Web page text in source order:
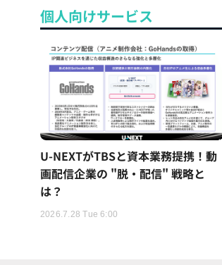
個人向けサービス
U-NEXTがTBSと資本業務提携！動
画配信企業の "脱・配信" 戦略と
は？
2026.7.28 Tue 6:00